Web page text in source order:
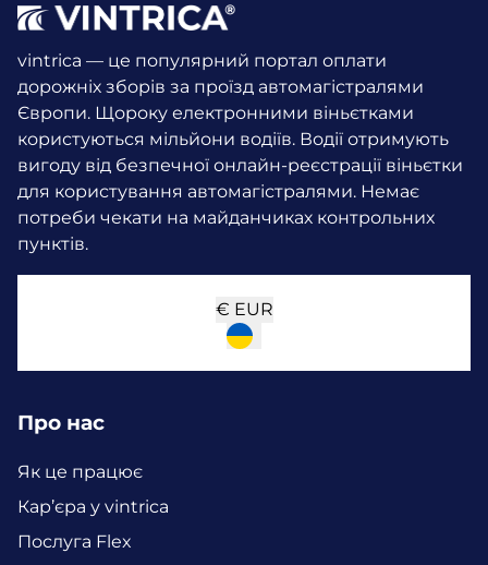
vintrica — це популярний портал оплати
дорожніх зборів за проїзд автомагістралями
Європи. Щороку електронними віньєтками
користуються мільйони водіїв. Водії отримують
вигоду від безпечної онлайн-реєстрації віньєтки
для користування автомагістралями. Немає
потреби чекати на майданчиках контрольних
пунктів.
€ EUR
Про нас
Як це працює
Кар’єра у vintrica
Послуга Flex